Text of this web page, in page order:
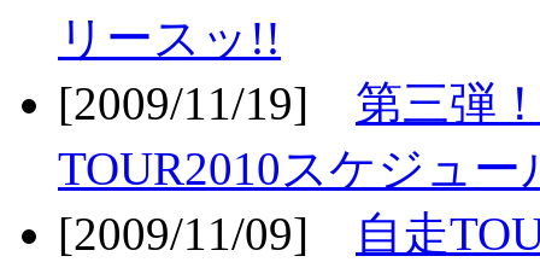
リースッ!!
[2009/11/19] 第三弾
TOUR2010スケジュー
[2009/11/09]
自走